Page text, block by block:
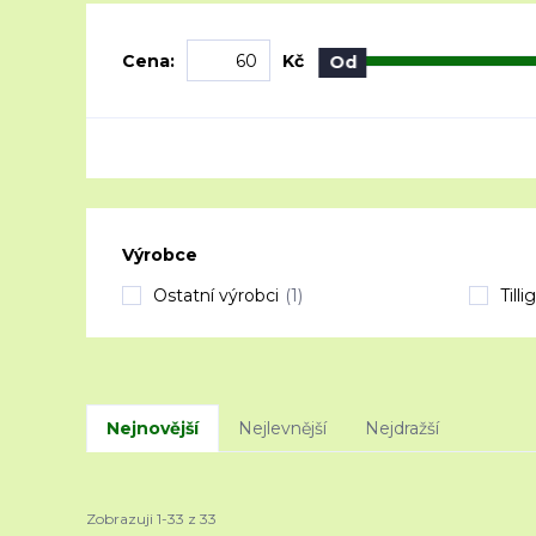
Cena: Kč Od
Výrobce
Ostatní výrobci (1) Tillig
Nejnovější Nejlevnější Nejdražší
Zobrazuji 1-33 z 33